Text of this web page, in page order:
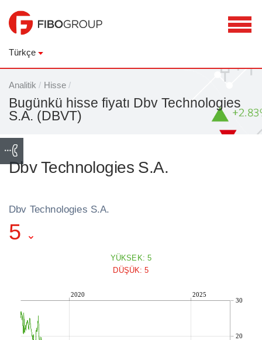
Türkçe
Analitik / Hisse /
Bugünkü hisse fiyatı Dbv Technologies
S.A. (DBVT)
Dbv Technologies S.A.
Dbv Technologies S.A.
5
YÜKSEK: 5
DÜŞÜK: 5
2020 2025
20
30